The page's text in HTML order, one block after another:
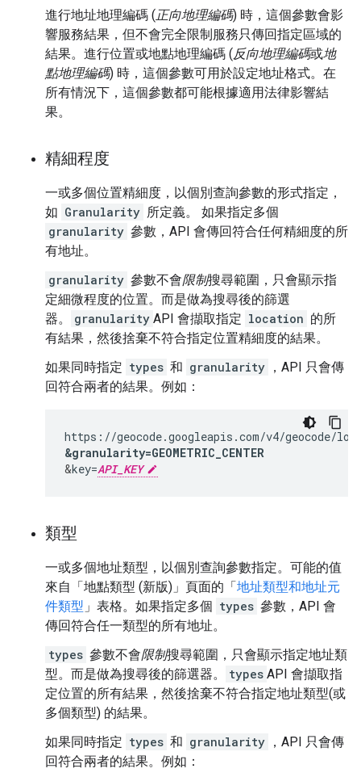
進行地址地理編碼 (正向地理編碼) 時，這個參數會影
響服務結果，但不會完全限制服務只傳回指定區域的
結果。進行位置或地點地理編碼 (反向地理編碼或地
點地理編碼) 時，這個參數可用於設定地址格式。在
所有情況下，這個參數都可能根據適用法律影響結
果。
精細程度
一或多個位置精細度，以個別查詢參數的形式指定，
如 Granularity 所定義。 如果指定多個
granularity 參數，API 會傳回符合任何精細度的所
有地址。
granularity 參數不會限制搜尋範圍，只會顯示指
定細微程度的位置。而是做為搜尋後的篩選
器。
granularity API 會擷取指定 location 的所
有結果，然後捨棄不符合指定位置精細度的結果。
如果同時指定 types 和 granularity ，API 只會傳
回符合兩者的結果。例如：
https://geocode.googleapis.com/v4/geocode/
&granularity=GEOMETRIC_CENTER
&key=API_KEY
類型
一或多個地址類型，以個別查詢參數指定。可能的值
來自「地點類型 (新版)」頁面的「地址類型和地址元
件類型 」表格。如果指定多個 types 參數，API 會
傳回符合任一類型的所有地址。
types 參數不會限制搜尋範圍，只會顯示指定地址類
型。而是做為搜尋後的篩選器。
types API 會擷取指
定位置的所有結果，然後捨棄不符合指定地址類型(或
多個類型) 的結果。
如果同時指定 types 和 granularity ，API 只會傳
回符合兩者的結果。例如：